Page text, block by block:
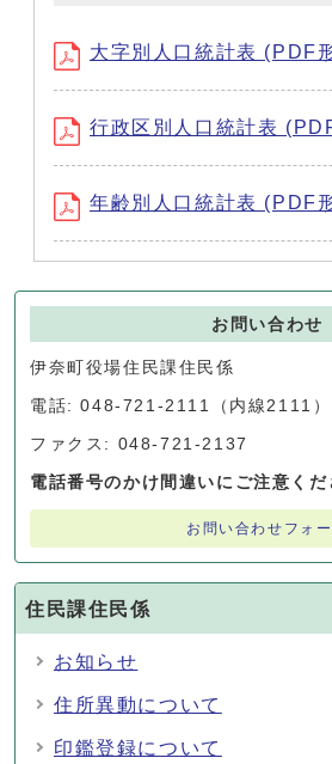
大字別人口統計表 (PDF
行政区別人口統計表
年齢別人口統計表 (PDF
お問い合わせ
伊奈町役場住民課住民係
電話: 048-721-2111（内線2111）
ファクス: 048-721-2137
電話番号のかけ間違いにご注意くだ
お問い合わせフォー
住民課住民係
お知らせ
住所異動について
印鑑登録について